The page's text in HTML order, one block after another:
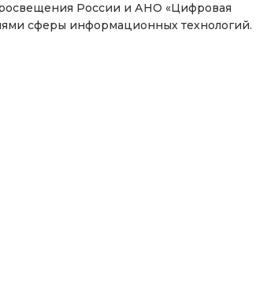
России и АНО «Цифровая
сферы информационных технологий.